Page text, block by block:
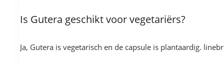
Is Gutera geschikt voor vegetariërs?
Ja, Gutera is vegetarisch en de capsule is plantaardig.